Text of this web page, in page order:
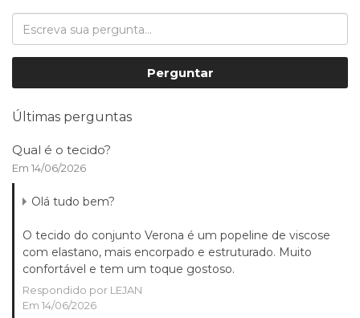
Perguntar
Últimas perguntas
Qual é o tecido?
Em 14/06/2026
Olá tudo bem?
O tecido do conjunto Verona é um popeline de viscose
com elastano, mais encorpado e estruturado. Muito
confortável e tem um toque gostoso.
Respondido por LEJAN
Em 14/06/2026